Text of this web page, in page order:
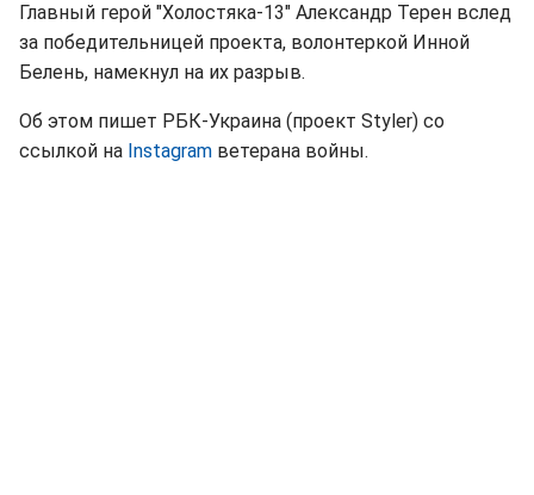
Главный герой "Холостяка-13" Александр Терен вслед
за победительницей проекта, волонтеркой Инной
Белень, намекнул на их разрыв.
Об этом пишет РБК-Украина (проект Styler) со
ссылкой на Instagram ветерана войны.